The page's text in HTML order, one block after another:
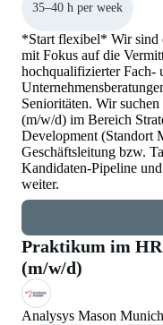
35–40 h per week
*Start flexibel* Wir sind
mit Fokus auf die
hochqualifizierter Fach-
Senioritäten. Wir
(m/w/d) im Bereich
Development (Standort
Geschäftsleitung bzw.
Kandidaten-Pipeline
weiter.
Praktikum im
(m/w/d)
Analysys Mason